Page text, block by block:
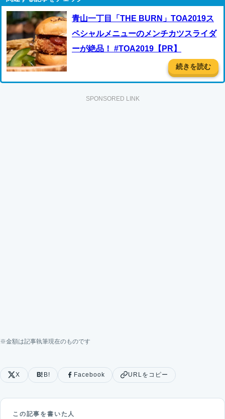
青山一丁目「THE BURN」TOA2019ス
ペシャルメニューのメンチカツスライダ
ーが絶品！ #TOA2019【PR】
続きを読む
SPONSORED LINK
※金額は記事執筆現在のものです
X B! Facebook URLをコピー
この記事を書いた人